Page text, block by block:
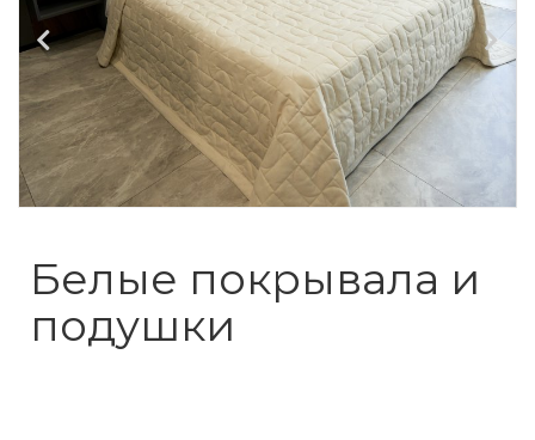
Белые покрывала и
подушки